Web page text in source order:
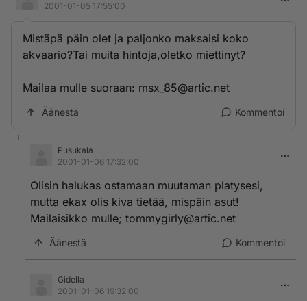
2001-01-05 17:55:00
Mistäpä päin olet ja paljonko maksaisi koko
akvaario?Tai muita hintoja,oletko miettinyt?
Mailaa mulle suoraan: msx_85@artic.net
Äänestä Kommentoi
Pusukala
2001-01-06 17:32:00
Olisin halukas ostamaan muutaman platysesi,
mutta ekax olis kiva tietää, mispäin asut!
Mailaisikko mulle; tommygirly@artic.net
Äänestä Kommentoi
Gidella
2001-01-06 19:32:00